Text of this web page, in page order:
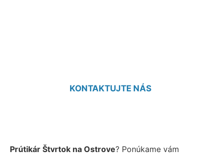
KONTAKTUJTE NÁS
Prútikár Štvrtok na Ostrove? Ponúkame vám